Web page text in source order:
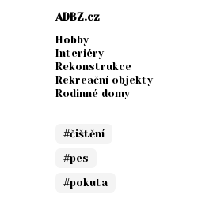
ADBZ.cz
Hobby
Interiéry
Rekonstrukce
Rekreační objekty
Rodinné domy
#čištění
#pes
#pokuta